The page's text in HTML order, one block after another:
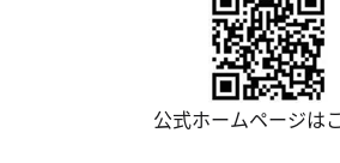
公式ホームページは